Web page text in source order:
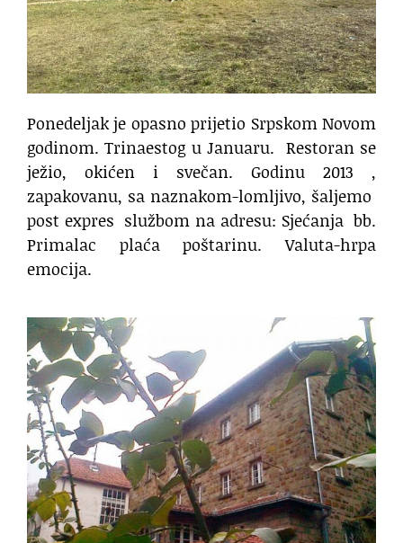
Ponedeljak je opasno prijetio Srpskom Novom
godinom. Trinaestog u Januaru. Restoran se
ježio, okićen i svečan. Godinu 2013 ,
zapakovanu, sa naznakom-lomljivo, šaljemo
post expres službom na adresu: Sjećanja bb.
Primalac plaća poštarinu. Valuta-hrpa
emocija.